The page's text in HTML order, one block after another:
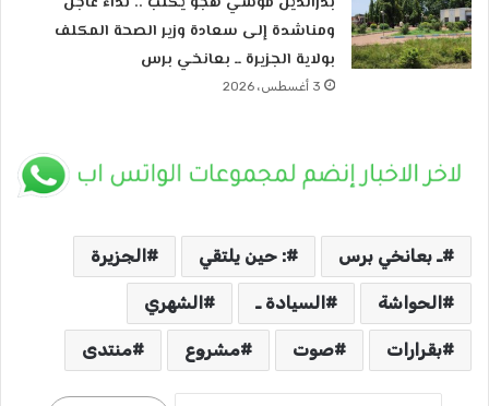
ومناشدة إلى سعادة وزير الصحة المكلف
بولاية الجزيرة ــ بعانخي برس
3 أغسطس، 2026
ـ بعانخي برس : حين يلتقي الجزيرة
الحواشة السيادة ـ الشهري
بقرارات صوت مشروع منتدى